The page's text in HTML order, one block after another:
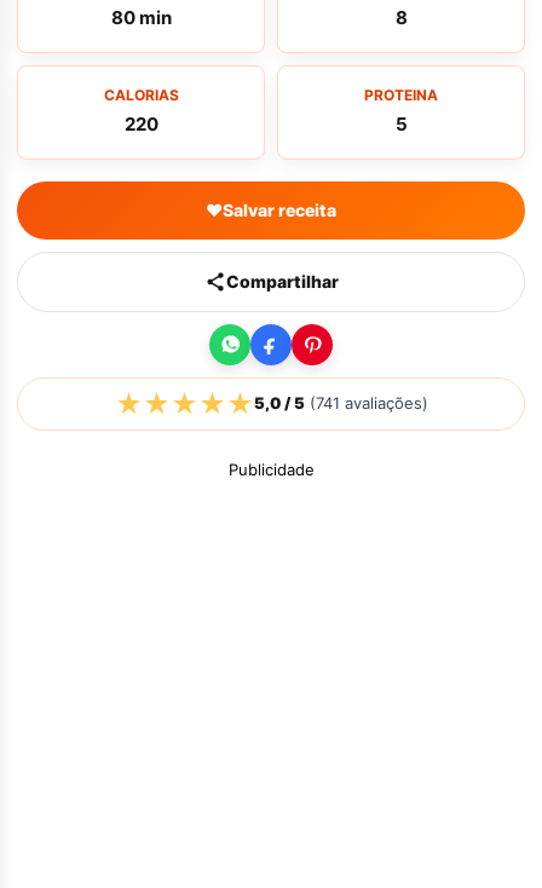
80 min 8
CALORIAS
220
PROTEINA
5
♥Salvar receita
Compartilhar
★★★★★5,0/ 5(741 avaliações)
Publicidade